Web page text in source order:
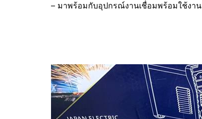
– มาพร้อมกับอุปกรณ์งานเชื่อมพร้อมใช้งาน